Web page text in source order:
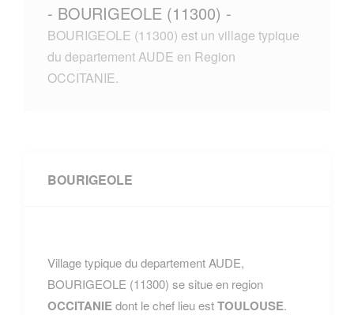
- BOURIGEOLE (11300) -
BOURIGEOLE (11300) est un village typique
du departement AUDE en Region
OCCITANIE.
BOURIGEOLE
Village typique du departement AUDE,
BOURIGEOLE (11300) se situe en region
OCCITANIEdont le chef lieu estTOULOUSE.